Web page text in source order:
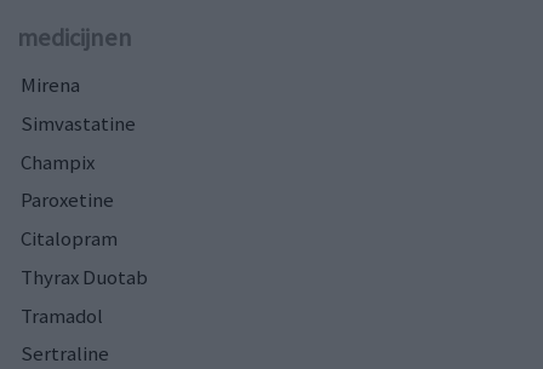
medicijnen
Mirena
Simvastatine
Champix
Paroxetine
Citalopram
Thyrax Duotab
Tramadol
Sertraline